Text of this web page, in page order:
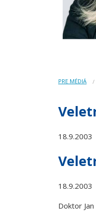
PRE MÉDIÁ
18.9.2003
18.9.2003
Doktor